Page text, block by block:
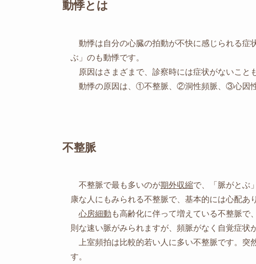
動悸とは
動悸は自分の心臓の拍動が不快に感じられる症
ぶ」のも動悸です。
原因はさまざまで、診察時には症状がないこと
動悸の原因は、①不整脈、②洞性頻脈、③心因性
不整脈
不整脈で最も多いのが期外収縮で、「脈がとぶ
康な人にもみられる不整脈で、基本的には心配あ
心房細動 も高齢化に伴って増えている不整脈で、
則な速い脈がみられますが、頻脈がなく自覚症状
上室頻拍は比較的若い人に多い不整脈です。突
す。